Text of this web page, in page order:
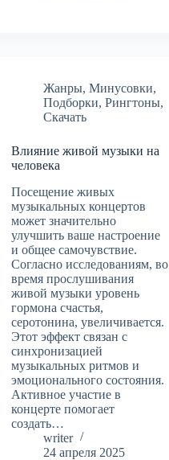
Жанры,Минусовки,
Подборки,Рингтоны,
Скачать
Влияние живой музыки на
человека
Посещение живых
музыкальных концертов
может значительно
улучшить ваше настроение
и общее самочувствие.
Согласно исследованиям, во
время прослушивания
живой музыки уровень
гормона счастья,
серотонина, увеличивается.
Этот эффект связан с
синхронизацией
музыкальных ритмов и
эмоционального состояния.
Активное участие в
концерте помогает
создать…
writer
24 апреля 2025